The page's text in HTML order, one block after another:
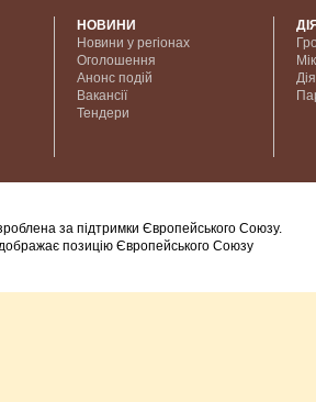
НОВИНИ
Новини у регіонах
Оголошення
Анонс подій
Вакансії
Тендери
за підтримки Європейського Союзу.
позицію Європейського Союзу